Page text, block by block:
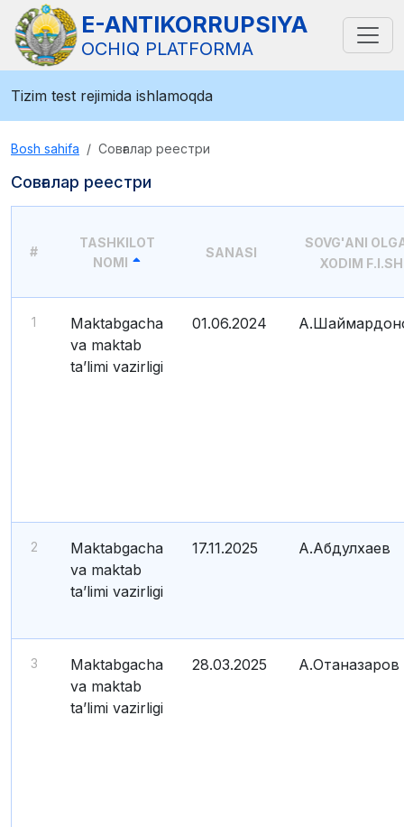
E-ANTIKORRUPSIYA
OCHIQ PLATFORMA
Tizim test rejimida ishlamoqda
Bosh sahifa Совғалар реестри
Совғалар реестри
#
TASHKILOT
NOMI
SANASI
SOVG'ANI
XODIM F.I.SH
1
Maktabgacha
va maktab
ta’limi vazirligi
01.06.2024
2
Maktabgacha
va maktab
ta’limi vazirligi
17.11.2025 А.Абдулхаев
3
Maktabgacha
va maktab
ta’limi vazirligi
28.03.2025 А.Отаназаров